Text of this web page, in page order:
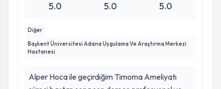
5.0 5.0 5.0
Diğer
Başkent Üniversitesi Adana Uygulama Ve Araştırma Merkezi
Hastanesi
Alper Hoca ile geçirdiğim Timoma Ameliyatı